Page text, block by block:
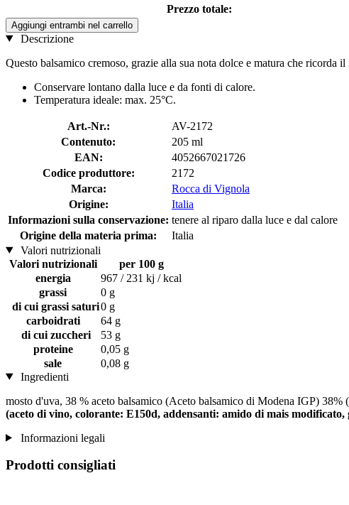
Prezzo totale:
Aggiungi entrambi nel carrello
Descrizione
Questo balsamico cremoso, grazie alla sua nota dolce e matura che ricorda
Conservare lontano dalla luce e da fonti di calore.
Temperatura ideale: max. 25°C.
Art.-Nr.:
AV-2172
Contenuto:
205 ml
EAN:
4052667021726
Codice produttore:
2172
Marca:
Rocca di Vignola
Origine:
Italia
Informazioni sulla conservazione: tenere al riparo dalla luce e dal calore
Origine della materia prima:
Italia
Valori nutrizionali
Valori nutrizionali
per 100 g
energia
967 / 231 kj / kcal
grassi
0 g
di cui grassi saturi0 g
carboidrati
64 g
di cui zuccheri
53 g
proteine
0,05 g
sale
0,08 g
Ingredienti
mosto d'uva, 38 % aceto balsamico (Aceto balsamico di Modena IGP)
(aceto di vino, colorante: E150d, addensanti: amido di mais modificato,
Informazioni legali
Prodotti consigliati